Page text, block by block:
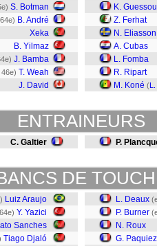
S. Botman
, 64e) B. André
Xeka
B. Yilmaz
J. Bamba
, 46e) T. Weah
J. David
K.
Z. Ferhat
N. Eliasson
A. Cubas
L. Fomba
R. Ripart
M. Koné (
ENTRAINEURS
C. Galtier P.
DE
Luiz Araujo
Y. Yazici
Sanches
Tiago Djaló
L. Deaux
P. Burner
N. Roux
G. Paquiez